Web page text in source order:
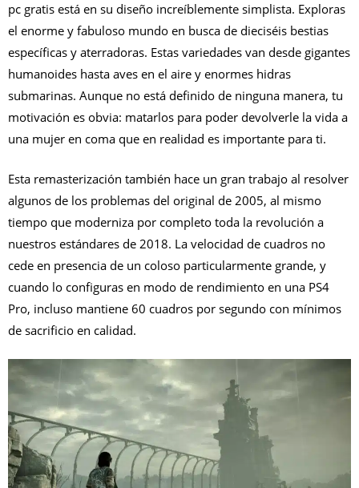
pc gratis está en su diseño increíblemente simplista. Exploras
el enorme y fabuloso mundo en busca de dieciséis bestias
específicas y aterradoras. Estas variedades van desde gigantes
humanoides hasta aves en el aire y enormes hidras
submarinas. Aunque no está definido de ninguna manera, tu
motivación es obvia: matarlos para poder devolverle la vida a
una mujer en coma que en realidad es importante para ti.
Esta remasterización también hace un gran trabajo al resolver
algunos de los problemas del original de 2005, al mismo
tiempo que moderniza por completo toda la revolución a
nuestros estándares de 2018. La velocidad de cuadros no
cede en presencia de un coloso particularmente grande, y
cuando lo configuras en modo de rendimiento en una PS4
Pro, incluso mantiene 60 cuadros por segundo con mínimos
de sacrificio en calidad.